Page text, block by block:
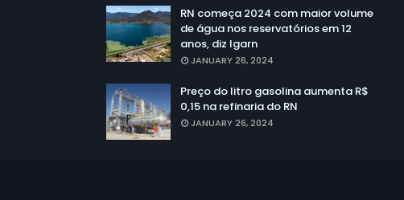
RN começa 2024 com maior volume
de água nos reservatórios em 12
anos, diz Igarn
JANUARY 26, 2024
Preço do litro gasolina aumenta R$
0,15 na refinaria do RN
JANUARY 26, 2024